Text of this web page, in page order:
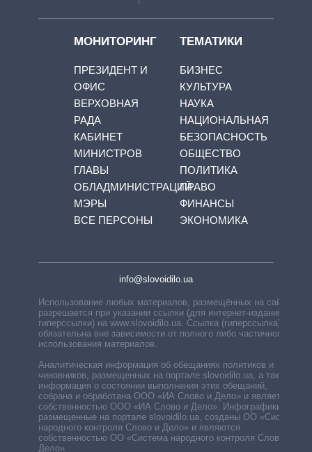
МОНИТОРИНГ
ПРЕЗИДЕНТ И
ОФИС
ВЕРХОВНАЯ
РАДА
КАБИНЕТ
МИНИСТРОВ
ГЛАВЫ
ОБЛАДМИНИСТРАЦИЙ
МЭРЫ
ВСЕ ПЕРСОНЫ
ТЕМАТИКИ
БИЗНЕС
КУЛЬТУРА
НАУКА
НАЦИОНАЛЬНАЯ
БЕЗОПАСНОСТЬ
ОБЩЕСТВО
ПОЛИТИКА
ПРАВО
ФИНАНСЫ
ЭКОНОМИКА
info@slovoidilo.ua
Использование любых материалов, размещённых на сайте,
разрешается при указании ссылки (для интернет-изданий —
гиперссылки) на www.slovoidilo.ua. Ссылка (гиперссылка)
обязательна вне зависимости от полного либо частичного
использования материалов.
Аналитическая информация об обещаниях политиков и
чиновников, размещенных на портале slovoidilo.ua, а также
информация о состоянии выполнения этих обещаний,
собрана и обработана ООО «ИА Слово и Дело» и является
собственностью ООО «ИА Слово и Дело». Инфографики,
размещенные на портале slovoidilo.ua, созданы ОО «Система
народного контроля Слово и Дело» и являются
собственностью ОО «Система народного контроля Слово и
Дело».